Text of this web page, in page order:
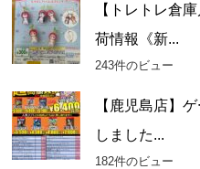
【トレトレ倉
荷情報《新...
243件のビュー
【鹿児島店】
しました...
182件のビュー